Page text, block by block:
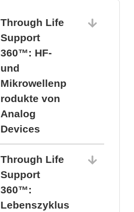
Through Life
Support
360™: HF-
und
Mikrowellenp
rodukte von
Analog
Devices
Through Life
Support
360™:
Lebenszyklus